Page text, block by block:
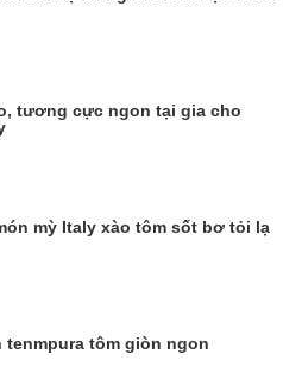
tương cực ngon tại gia cho
mỳ Italy xào tôm sốt bơ tỏi lạ
tenmpura tôm giòn ngon